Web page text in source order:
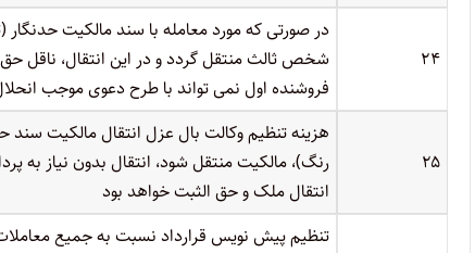
۲۴
در صورتی که مورد معامله با سند مالکیت
شخص ثالث منتقل گردد و در این انتقال، ناقل
فروشنده اول نمی تواند با طرح دعوی موجب
۲۵
هزینه تنظیم وکالت بال عزل انتقال مالکیت سند
رنگ)، مالکیت منتقل شود، انتقال بدون نیاز به
انتقال ملک و حق الثبت خواهد بود
تنظیم پیش نویس قرارداد نسبت به جمیع